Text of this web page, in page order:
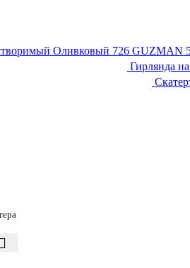
Оливковый 726 GUZMAN
Гирлянда